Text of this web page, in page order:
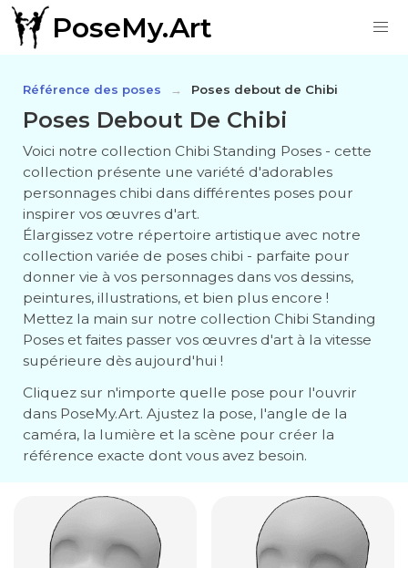
PoseMy.Art
Référence des poses Poses debout de Chibi
Poses Debout De Chibi
Voici notre collection Chibi Standing Poses - cette
collection présente une variété d'adorables
personnages chibi dans différentes poses pour
inspirer vos œuvres d'art.
Élargissez votre répertoire artistique avec notre
collection variée de poses chibi - parfaite pour
donner vie à vos personnages dans vos dessins,
peintures, illustrations, et bien plus encore !
Mettez la main sur notre collection Chibi Standing
Poses et faites passer vos œuvres d'art à la vitesse
supérieure dès aujourd'hui !
Cliquez sur n'importe quelle pose pour l'ouvrir
dans PoseMy.Art. Ajustez la pose, l'angle de la
caméra, la lumière et la scène pour créer la
référence exacte dont vous avez besoin.